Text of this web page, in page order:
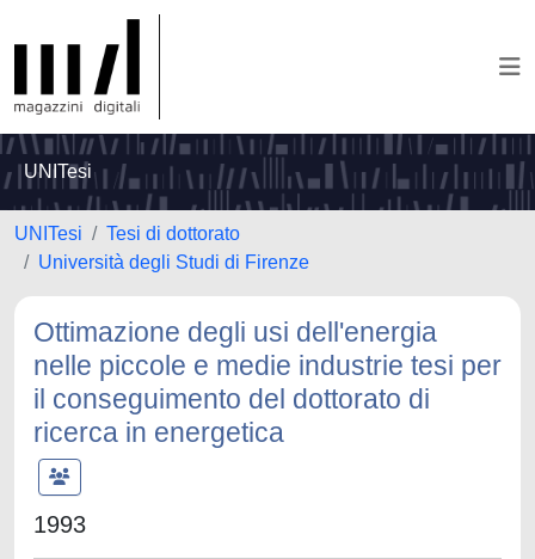
UNITesi
UNITesi
Tesi di dottorato
Università degli Studi di Firenze
Ottimazione degli usi dell'energia
nelle piccole e medie industrie tesi per
il conseguimento del dottorato di
ricerca in energetica
1993